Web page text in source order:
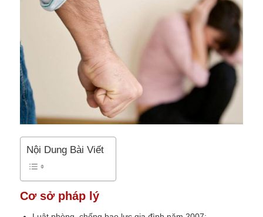
Nội Dung Bài Viết
Cơ sở pháp lý